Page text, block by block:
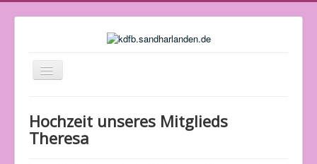
Navigation
an/aus
Über uns
Hochzeit unseres Mitglieds
Theresa